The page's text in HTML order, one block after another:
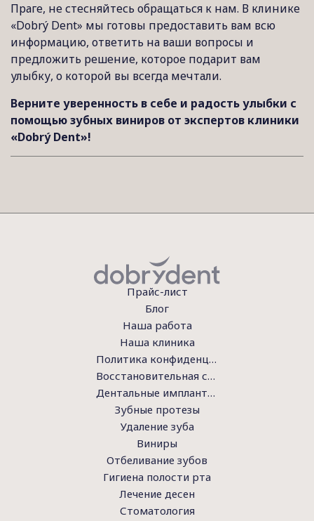
Праге, не стесняйтесь обращаться к нам. В клинике
«Dobrý Dent» мы готовы предоставить вам всю
информацию, ответить на ваши вопросы и
предложить решение, которое подарит вам
улыбку, о которой вы всегда мечтали.
Верните уверенность в себе и радость улыбки с
помощью зубных виниров от экспертов клиники
«Dobrý Dent»!
Прайс-лист
Блог
Наша работа
Наша клиника
Политика конфиденциальности
Восстановительная стоматология
Дентальные имплантаты
Зубные протезы
Удаление зуба
Виниры
Отбеливание зубов
Гигиена полости рта
Лечение десен
Стоматология